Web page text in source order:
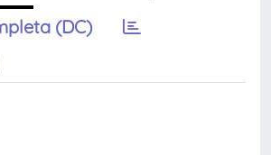
(DC)